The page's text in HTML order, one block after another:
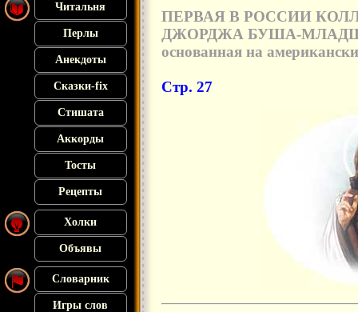
Читальня
Перлы
Анекдоты
Сказки-fix
Стишата
Аккорды
Тосты
Рецепты
Холки
Объявы
Словарник
Игры слов
ПЕРВАЯ В РОССИИ
ДЖОРДЖА БУША-
основанная на
Стр. 27